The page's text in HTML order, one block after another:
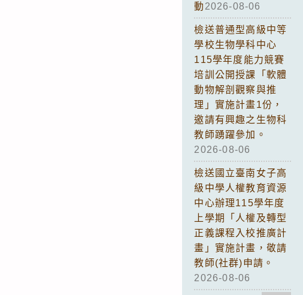
動 2026-08-06
檢送普通型高級中等
學校生物學科中心
115學年度能力競賽
培訓公開授課「軟體
動物解剖觀察與推
理」實施計畫1份，
邀請有興趣之生物科
教師踴躍參加。
2026-08-06
檢送國立臺南女子高
級中學人權教育資源
中心辦理115學年度
上學期「人權及轉型
正義課程入校推廣計
畫」實施計畫，敬請
教師(社群)申請。
2026-08-06